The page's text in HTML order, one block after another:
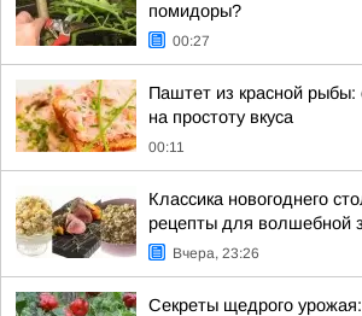
помидоры?
00:27
Паштет из красной рыбы:
на простоту вкуса
00:11
Классика новогоднего
рецепты для волшебной
Вчера, 23:26
Секреты щедрого